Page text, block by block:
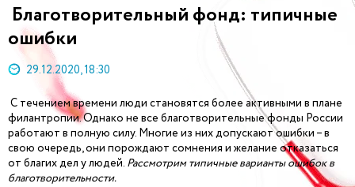
Благотворительный фонд: типичные
ошибки
29.12.2020, 18:30
С течением времени люди становятся более активными в плане
филантропии. Однако не все благотворительные фонды России
работают в полную силу. Многие из них допускают ошибки – в
свою очередь, они порождают сомнения и желание отказаться
от благих дел у людей. Рассмотрим типичные варианты ошибок в
благотворительности.